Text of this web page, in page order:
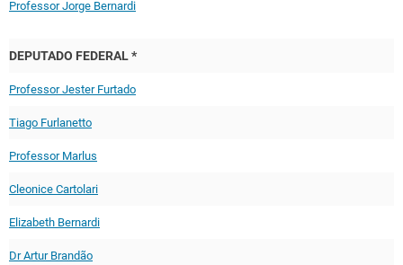
Professor Jorge Bernardi
DEPUTADO FEDERAL *
Professor Jester Furtado
Tiago Furlanetto
Professor Marlus
Cleonice Cartolari
Elizabeth Bernardi
Dr Artur Brandão